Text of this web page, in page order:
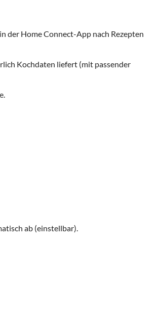
der Home Connect-App nach Rezepten
Kochdaten liefert (mit passender
ab (einstellbar).